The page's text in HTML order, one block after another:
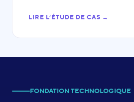
LIRE L’ÉTUDE DE CAS →
FONDATION TECHNOLOGIQUE